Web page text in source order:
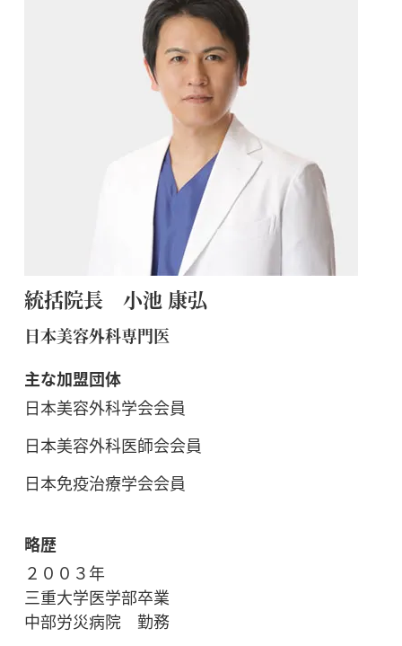
統括院長 小池 康弘
日本美容外科専門医
主な加盟団体
日本美容外科学会会員
日本美容外科医師会会員
日本免疫治療学会会員
略歴
２００３年
三重大学医学部卒業
中部労災病院 勤務